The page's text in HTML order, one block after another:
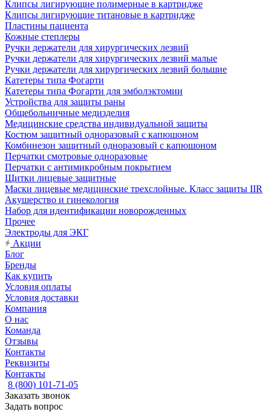
Клипсы лигирующие полимерные в картридже
Клипсы лигирующие титановые в картридже
Пластины пациента
Кожные степлеры
Ручки держатели для хирургических лезвий
Ручки держатели для хирургических лезвий малые
Ручки держатели для хирургических лезвий большие
Катетеры типа Фогарти
Катетеры типа Фогарти для эмболэктомии
Устройства для защиты раны
Общебольничные медизделия
Медицинские средства индивидуальной защиты
Костюм защитный одноразовый с капюшоном
Комбинезон защитный одноразовый с капюшоном
Перчатки смотровые одноразовые
Перчатки с антимикробным покрытием
Щитки лицевые защитные
Маски лицевые медицинские трехслойные. Класс защиты IIR
Акушерство и гинекология
Набор для идентификации новорожденных
Прочее
Электроды для ЭКГ
Акции
Блог
Бренды
Как купить
Условия оплаты
Условия доставки
Компания
О нас
Команда
Отзывы
Контакты
Реквизиты
Контакты
8 (800) 101-71-05
Заказать звонок
Задать вопрос